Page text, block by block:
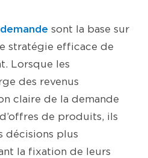
sont la base sur
stratégie efficace de
Lorsque les
des revenus
claire de la demande
de produits, ils
décisions plus
la fixation de leurs